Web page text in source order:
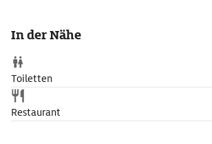
die modern anmutende, runde Synagoge.
In der Nähe
Toiletten
Restaurant